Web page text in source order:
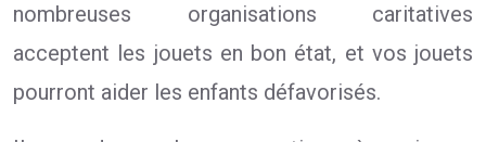
nombreuses organisations caritatives
acceptent les jouets en bon état, et vos jouets
pourront aider les enfants défavorisés.